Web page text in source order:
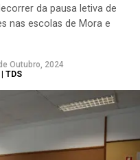
da pausa letiva de
nas escolas de Mora e
Outubro, 2024
TDS